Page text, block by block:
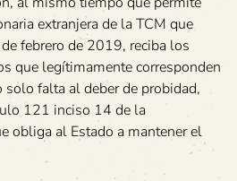
extranjera de la TCM que
febrero de 2019, reciba los
que legítimamente corresponden
solo falta al deber de probidad,
121 inciso 14 de la
obliga al Estado a mantener el